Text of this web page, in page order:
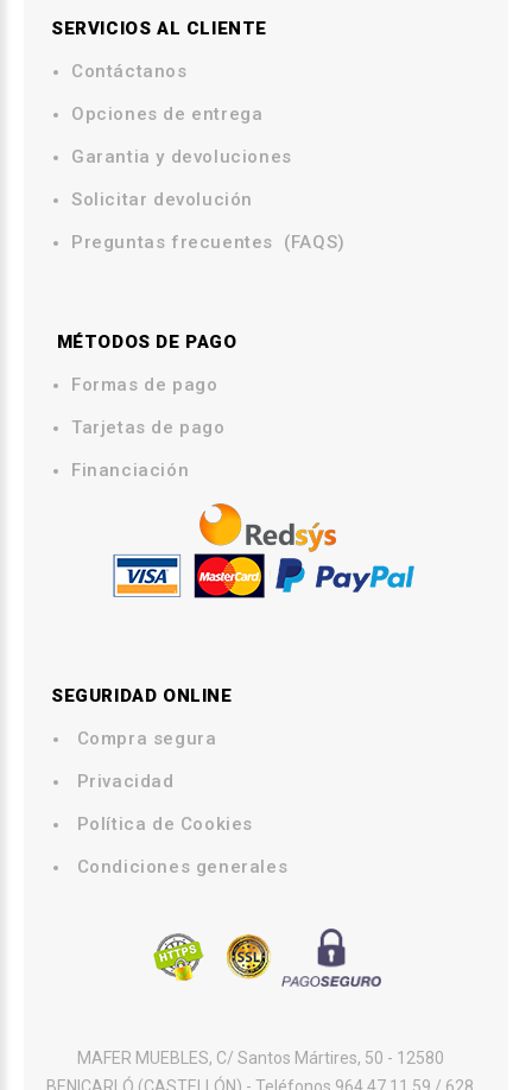
SERVICIOS AL CLIENTE
Contáctanos
Opciones de entrega
Garantia y devoluciones
Solicitar devolución
Preguntas frecuentes (FAQS)
MÉTODOS DE PAGO
Formas de pago
Tarjetas de pago
Financiación
SEGURIDAD ONLINE
Compra segura
Privacidad
Política de Cookies
Condiciones generales
MAFER MUEBLES, C/ Santos Mártires, 50 - 12580
BENICARLÓ (CASTELLÓN) - Teléfonos 964 47 11 59 / 628